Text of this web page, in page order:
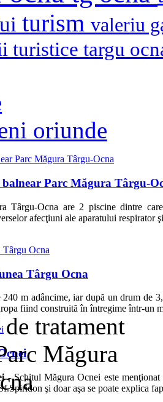
turism valeriu
turistice targu
oriunde
Parc Măgura Târgu-
Târgu-Ocna are 2 piscine dintre
afecţiuni ale aparatului respirator
Târgu Ocna
m adâncime, iar după un drum de
fiind construită în întregime într-un
-Schitul Măgura Ocnei este
şi doar aşa se poate explica